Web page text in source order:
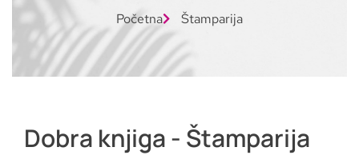
Početna Štamparija
Dobra knjiga - Štamparija